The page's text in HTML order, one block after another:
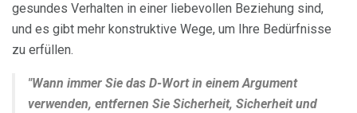
gesundes Verhalten in einer liebevollen Beziehung sind,
und es gibt mehr konstruktive Wege, um Ihre Bedürfnisse
zu erfüllen.
"Wann immer Sie das D-Wort in einem Argument
verwenden, entfernen Sie Sicherheit, Sicherheit und